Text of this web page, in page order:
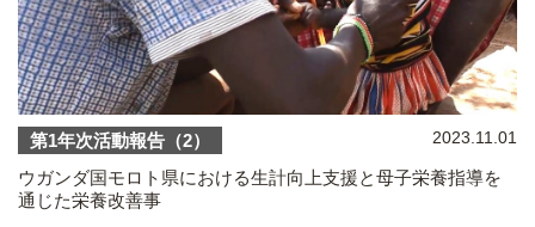
第1年次活動報告（2） 2023.11.01
ウガンダ国モロト県における生計向上支援と母子栄養指導を
通じた栄養改善事